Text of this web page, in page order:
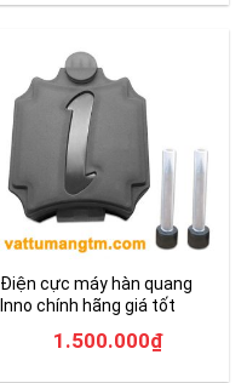
Điện cực máy hàn quang
Inno chính hãng giá tốt
1.500.000₫